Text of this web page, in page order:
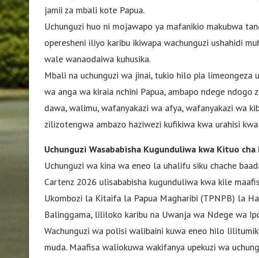
jamii za mbali kote Papua.
Uchunguzi huo ni mojawapo ya mafanikio makubwa
operesheni iliyo karibu ikiwapa wachunguzi ushahidi
wale wanaodaiwa kuhusika.
Mbali na uchunguzi wa jinai, tukio hilo pia limeongeza
wa anga wa kiraia nchini Papua, ambapo ndege ndogo
dawa, walimu, wafanyakazi wa afya, wafanyakazi wa
zilizotengwa ambazo haziwezi kufikiwa kwa urahisi
Uchunguzi Wasababisha Kugunduliwa kwa Kituo cha
Uchunguzi wa kina wa eneo la uhalifu siku chache
Cartenz 2026 ulisababisha kugunduliwa kwa kile
Ukombozi la Kitaifa la Papua Magharibi (TPNPB) la
Balinggama, lililoko karibu na Uwanja wa Ndege wa
Wachunguzi wa polisi walibaini kuwa eneo hilo
muda. Maafisa waliokuwa wakifanya upekuzi wa